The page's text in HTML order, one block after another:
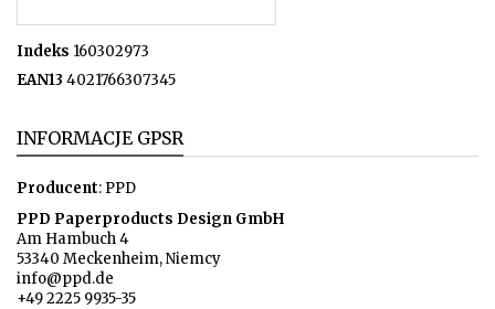
Indeks 160302973
EAN13 4021766307345
INFORMACJE GPSR
Producent: PPD
PPD Paperproducts Design GmbH
Am Hambuch 4
53340 Meckenheim, Niemcy
info@ppd.de
+49 2225 9935-35